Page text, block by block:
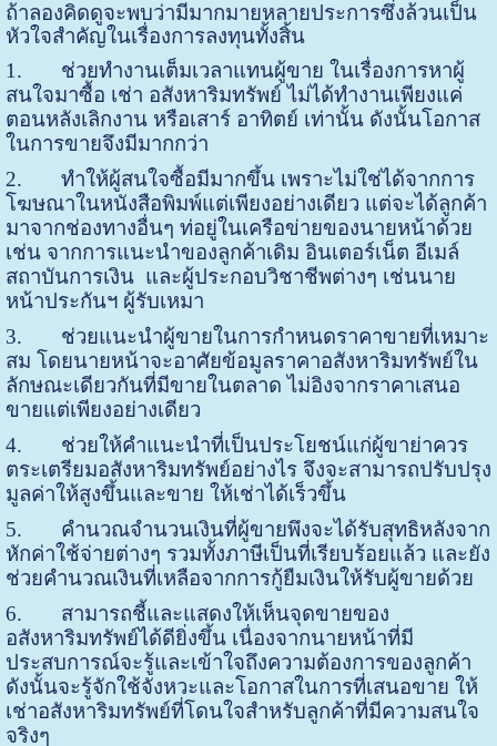
ถ้าลองคิดดูจะพบว่ามีมากมายหลายประการซึ่งล้วนเป็น
หัวใจสำคัญในเรื่องการลงทุนทั้งสิ้น
1.
ช่วยทำงานเต็มเวลาแทนผู้ขาย ในเรื่องการหาผู้
สนใจมาซื้อ เช่า อสังหาริมทรัพย์ ไม่ได้ทำงานเพียงแค่
ตอนหลังเลิกงาน หรือเสาร์ อาทิตย์ เท่านั้น ดังนั้นโอกาส
ในการขายจึงมีมากกว่า
2.
ทำให้ผู้สนใจซื้อมีมากขึ้น เพราะไม่ใช่ได้จากการ
โฆษณาในหนังสือพิมพ์แต่เพียงอย่างเดียว แต่จะได้ลูกค้า
มาจากช่องทางอื่นๆ ท่อยู่ในเครือข่ายของนายหน้าด้วย
เช่น จากการแนะนำของลูกค้าเดิม อินเตอร์เน็ต อีเมล์
สถาบันการเงิน และผู้ประกอบวิชาชีพต่างๆ เช่นนาย
หน้าประกันฯ ผู้รับเหมา
3.
ช่วยแนะนำผู้ขายในการกำหนดราคาขายที่เหมาะ
สม โดยนายหน้าจะอาศัยข้อมูลราคาอสังหาริมทรัพย์ใน
ลักษณะเดียวกันที่มีขายในตลาด ไม่อิงจากราคาเสนอ
ขายแต่เพียงอย่างเดียว
4.
ช่วยให้คำแนะนำที่เป็นประโยชน์แก่ผู้ขาย่าควร
ตระเตรียมอสังหาริมทรัพย์อย่างไร จึงจะสามารถปรับปรุง
มูลค่าให้สูงขึ้นและขาย ให้เช่าได้เร็วขึ้น
5.
คำนวณจำนวนเงินที่ผู้ขายพึงจะได้รับสุทธิหลังจาก
หักค่าใช้จ่ายต่างๆ รวมทั้งภาษีเป็นที่เรียบร้อยแล้ว และยัง
ช่วยคำนวณเงินที่เหลือจากการกู้ยืมเงินให้รับผู้ขายด้วย
6.
สามารถชี้และแสดงให้เห็นจุดขายของ
อสังหาริมทรัพย์ได้ดียิ่งขึ้น เนื่องจากนายหน้าที่มี
ประสบการณ์จะรู้และเข้าใจถึงความต้องการของลูกค้า
ดังนั้นจะรู้จักใช้จังหวะและโอกาสในการที่เสนอขาย ให้
เช่าอสังหาริมทรัพย์ที่โดนใจสำหรับลูกค้าที่มีความสนใจ
จริงๆ